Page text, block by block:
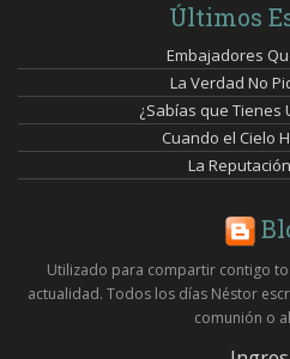
Últimos
Embajadores
La Verdad No
¿Sabías que Tienes
Cuando el Cielo
La
Utilizado para compartir contigo
actualidad. Todos los días Néstor
comunión o